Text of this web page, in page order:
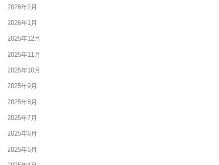
2026年2月
2026年1月
2025年12月
2025年11月
2025年10月
2025年9月
2025年8月
2025年7月
2025年6月
2025年5月